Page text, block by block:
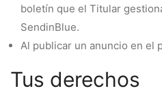
boletín que el Titular
SendinBlue.
Al publicar un anuncio en el
Tus derechos